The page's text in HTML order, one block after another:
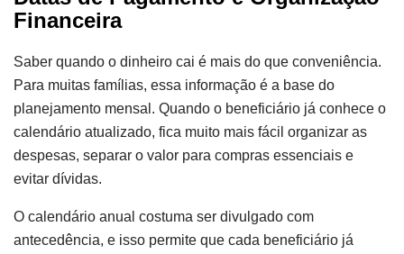
Financeira
Saber quando o dinheiro cai é mais do que conveniência.
Para muitas famílias, essa informação é a base do
planejamento mensal. Quando o beneficiário já conhece o
calendário atualizado, fica muito mais fácil organizar as
despesas, separar o valor para compras essenciais e
evitar dívidas.
O calendário anual costuma ser divulgado com
antecedência, e isso permite que cada beneficiário já